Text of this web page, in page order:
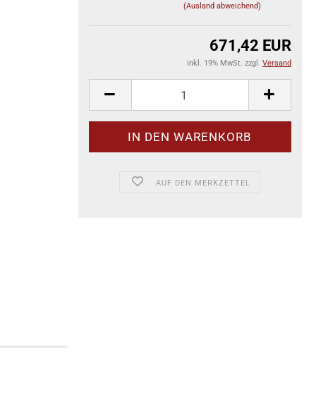
(Ausland abweichend)
671,42 EUR
inkl. 19% MwSt. zzgl. Versand
AUF DEN MERKZETTEL